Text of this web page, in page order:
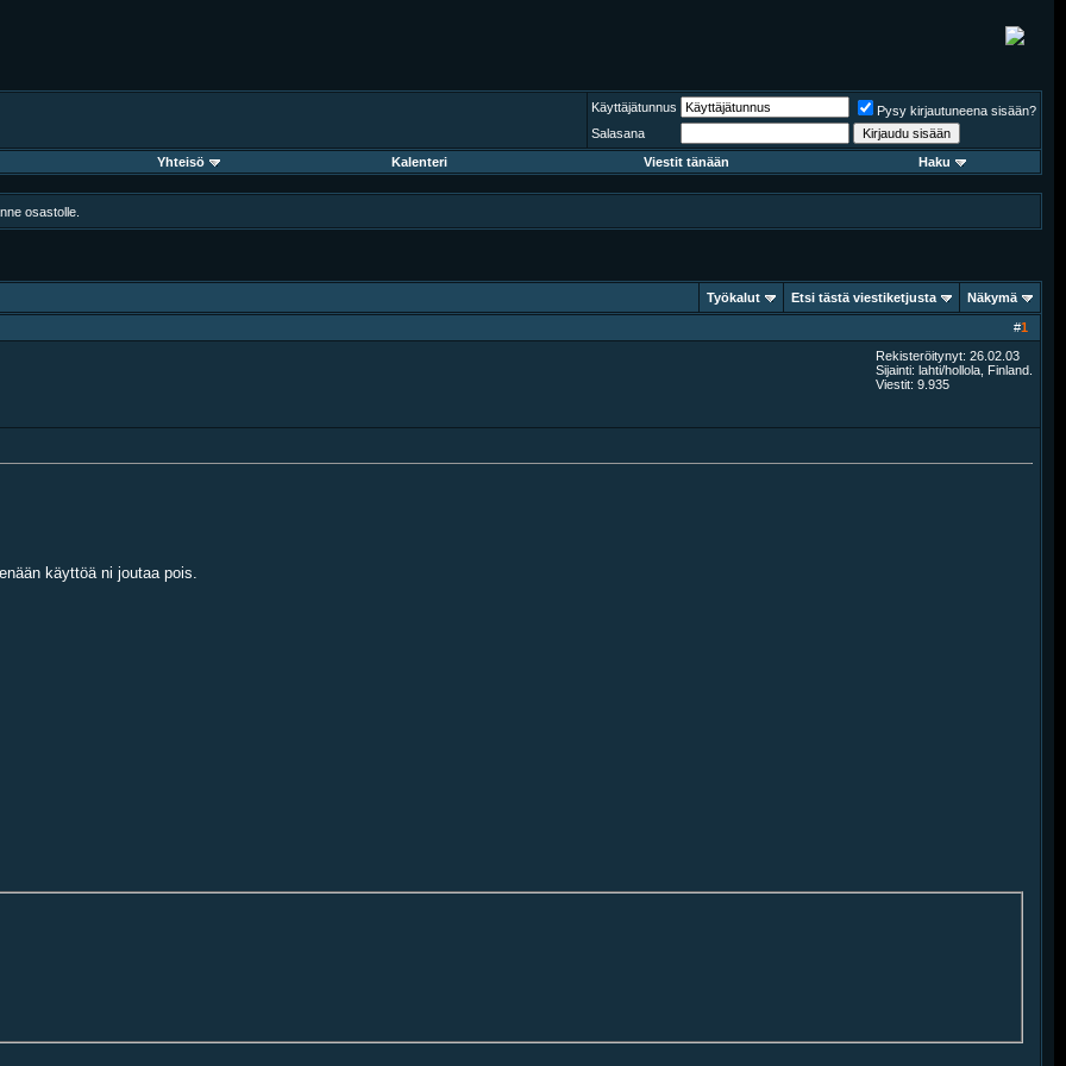
Käyttäjätunnus
Pysy kirjautuneena sisään?
Salasana
Yhteisö
Kalenteri Viestit tänään Haku
osastolle.
Työkalut Etsi tästä viestiketjusta Näkymä
#1
Rekisteröitynyt: 26.02.03
Sijainti: lahti/hollola, Finland.
Viestit: 9.935
käyttöä ni joutaa pois.